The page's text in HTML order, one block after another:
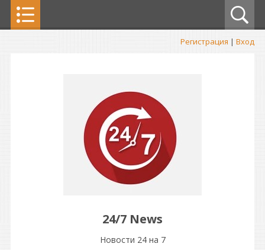
Регистрация | Вход
24/7 News
Новости 24 на 7